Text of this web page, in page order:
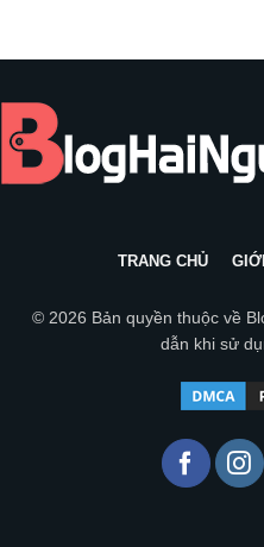
TRANG CHỦ
© 2026 Bản quyền thuộc về
dẫn khi sử